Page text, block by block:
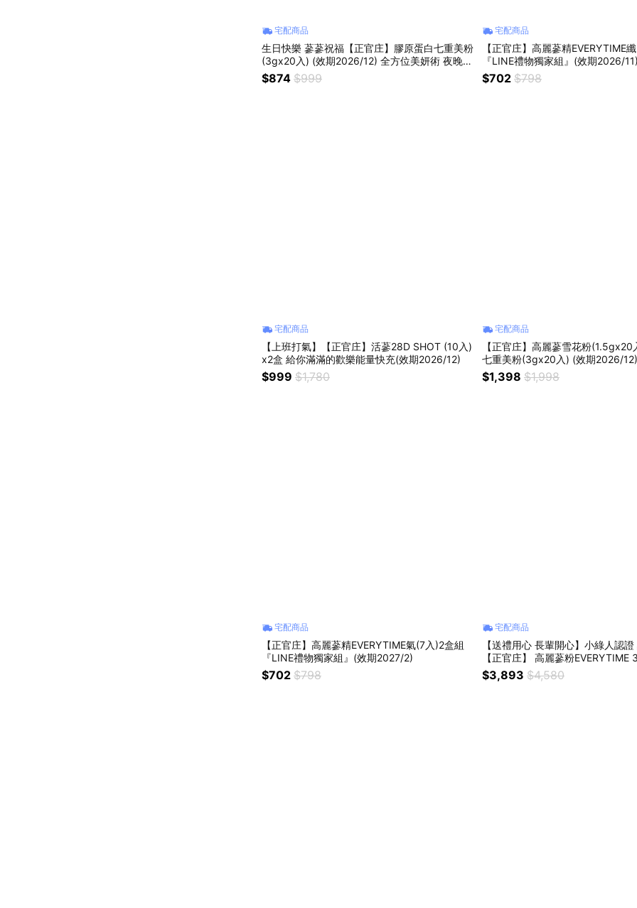
宅配商品
生日快樂 蔘蔘祝福【正官庄】膠原蛋白七重美粉
(3gx20入) (效期2026/12) 全方位美妍術 夜晚美
膠原 新上市
$874 $999
宅配商品
【正官庄】高麗蔘精EVERYTIME
『LINE禮物獨家組』(效期2026/11)
$702 $798
宅配商品
【上班打氣】【正官庄】活蔘28D SHOT (10入)
x2盒 給你滿滿的歡樂能量快充(效期2026/12)
$999 $1,780
宅配商品
【正官庄】高麗蔘雪花粉(1.5gx20
七重美粉(3gx20入) (效期2026/12)
$1,398 $1,998
宅配商品
【正官庄】高麗蔘精EVERYTIME氣(7入)2盒組
『LINE禮物獨家組』(效期2027/2)
$702 $798
宅配商品
【送禮用心 長輩開心】小綠人認
【正官庄】 高麗蔘粉EVERYTIME
期2028/12)
$3,893 $4,580